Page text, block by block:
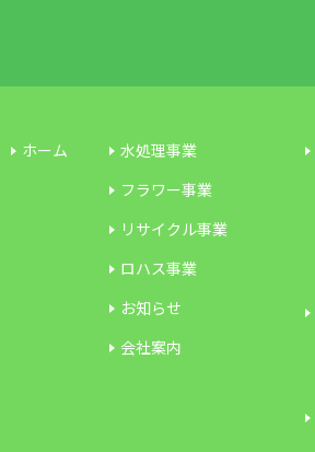
ホーム
水処理事業
フラワー事業
リサイクル事業
ロハス事業
お知らせ
会社案内